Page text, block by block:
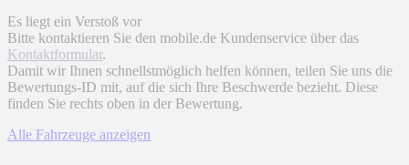
Es liegt ein Verstoß vor
Bitte kontaktieren Sie den mobile.de Kundenservice über das
Kontaktformular.
Damit wir Ihnen schnellstmöglich helfen können, teilen Sie uns die
Bewertungs-ID mit, auf die sich Ihre Beschwerde bezieht. Diese
finden Sie rechts oben in der Bewertung.
Alle Fahrzeuge anzeigen